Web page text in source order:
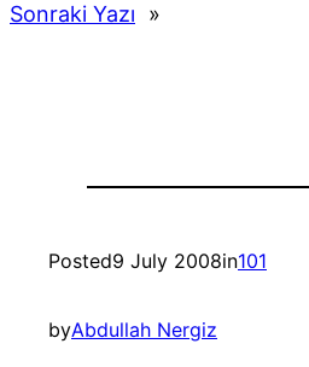
Sonraki Yazı
»
Posted9 July 2008in101
byAbdullah Nergiz